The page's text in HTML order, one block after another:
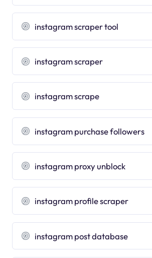
instagram scraper tool
instagram scraper
instagram scrape
instagram purchase followers
instagram proxy unblock
instagram profile scraper
instagram post database